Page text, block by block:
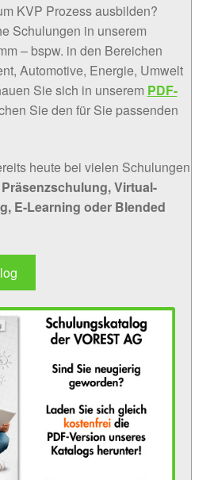
KVP Prozess ausbilden?
Schulungen in unserem
– bspw. in den Bereichen
Automotive, Energie, Umwelt
Sie sich in unserem PDF-
Sie den für Sie passenden
heute bei vielen Schulungen
Präsenzschulung, Virtual-
E-Learning oder Blended